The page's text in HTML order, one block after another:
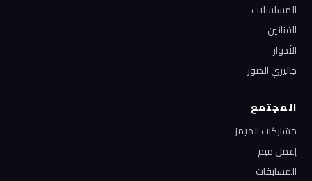
المسلسلات
الفنانين
الأدوار
جاليري الصور
المجتمع
مشاركات الميمز
إعمل ميم
المسابقات